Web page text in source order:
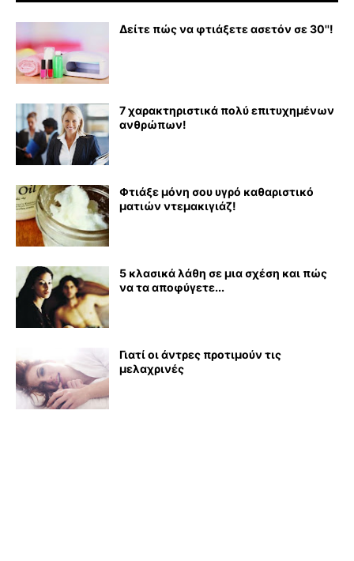
Δείτε πώς να φτιάξετε ασετόν σε 30''!
7 χαρακτηριστικά πολύ επιτυχημένων
ανθρώπων!
Φτιάξε μόνη σου υγρό καθαριστικό
ματιών ντεμακιγιάζ!
5 κλασικά λάθη σε μια σχέση και πώς
να τα αποφύγετε...
Γιατί οι άντρες προτιμούν τις
μελαχρινές